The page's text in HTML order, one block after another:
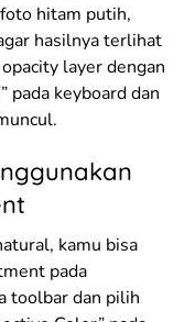
hitam putih,
hasilnya terlihat
layer dengan
pada keyboard dan
kamu bisa
pada
toolbar dan pilih